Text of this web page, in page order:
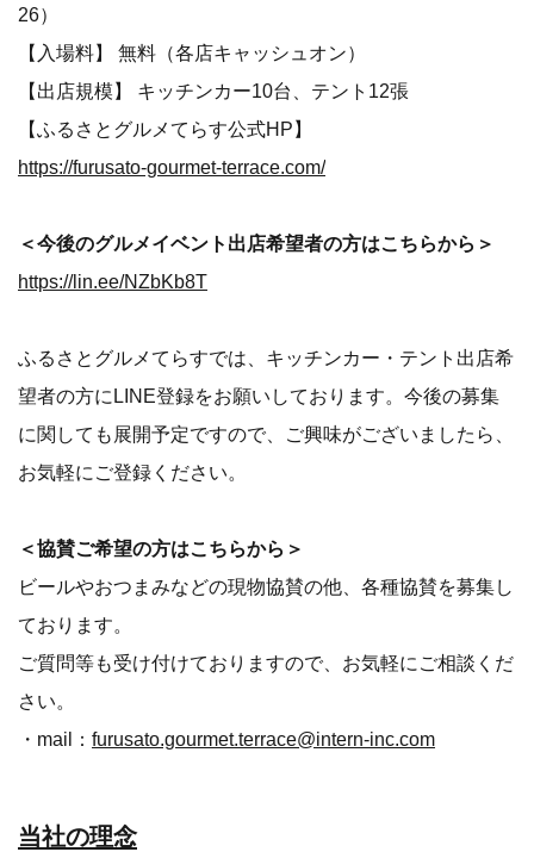
26）
【入場料】 無料（各店キャッシュオン）
【出店規模】 キッチンカー10台、テント12張
【ふるさとグルメてらす公式HP】
https://furusato-gourmet-terrace.com/
＜今後のグルメイベント出店希望者の方はこちらから＞
https://lin.ee/NZbKb8T
ふるさとグルメてらすでは、キッチンカー・テント出店希
望者の方にLINE登録をお願いしております。今後の募集
に関しても展開予定ですので、ご興味がございましたら、
お気軽にご登録ください。
＜協賛ご希望の方はこちらから＞
ビールやおつまみなどの現物協賛の他、各種協賛を募集し
ております。
ご質問等も受け付けておりますので、お気軽にご相談くだ
さい。
・mail： furusato.gourmet.terrace@intern-inc.com
当社の理念